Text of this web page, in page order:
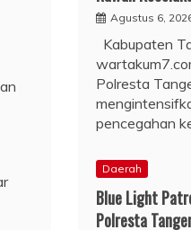
Agustus 6,
Kabupaten
Polresta
pencegahan
Daerah
Blue Light
Polresta